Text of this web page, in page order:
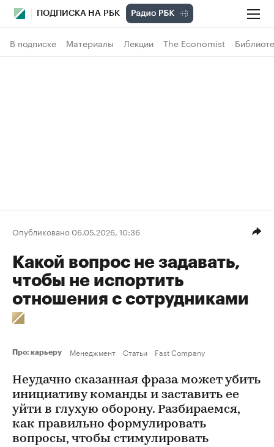
ПОДПИСКА НА РБК
В подписке Материалы Лекции The Economist
Опубликовано 06.05.2026, 10:36
Какой вопрос не задавать,
чтобы не испортить
отношения с сотрудниками
Про: карьеру Менеджмент Статьи Fast Company
Неудачно сказанная фраза может убить
инициативу команды и заставить ее
уйти в глухую оборону. Разбираемся,
как правильно формулировать
вопросы, чтобы стимулировать